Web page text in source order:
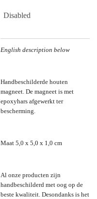
Disabled
English description below
Handbeschilderde houten
magneet. De magneet is met
epoxyhars afgewerkt ter
bescherming.
Maat 5,0 x 5,0 x 1,0 cm
Al onze producten zijn
handbeschilderd met oog op de
beste kwaliteit. Desondanks is het